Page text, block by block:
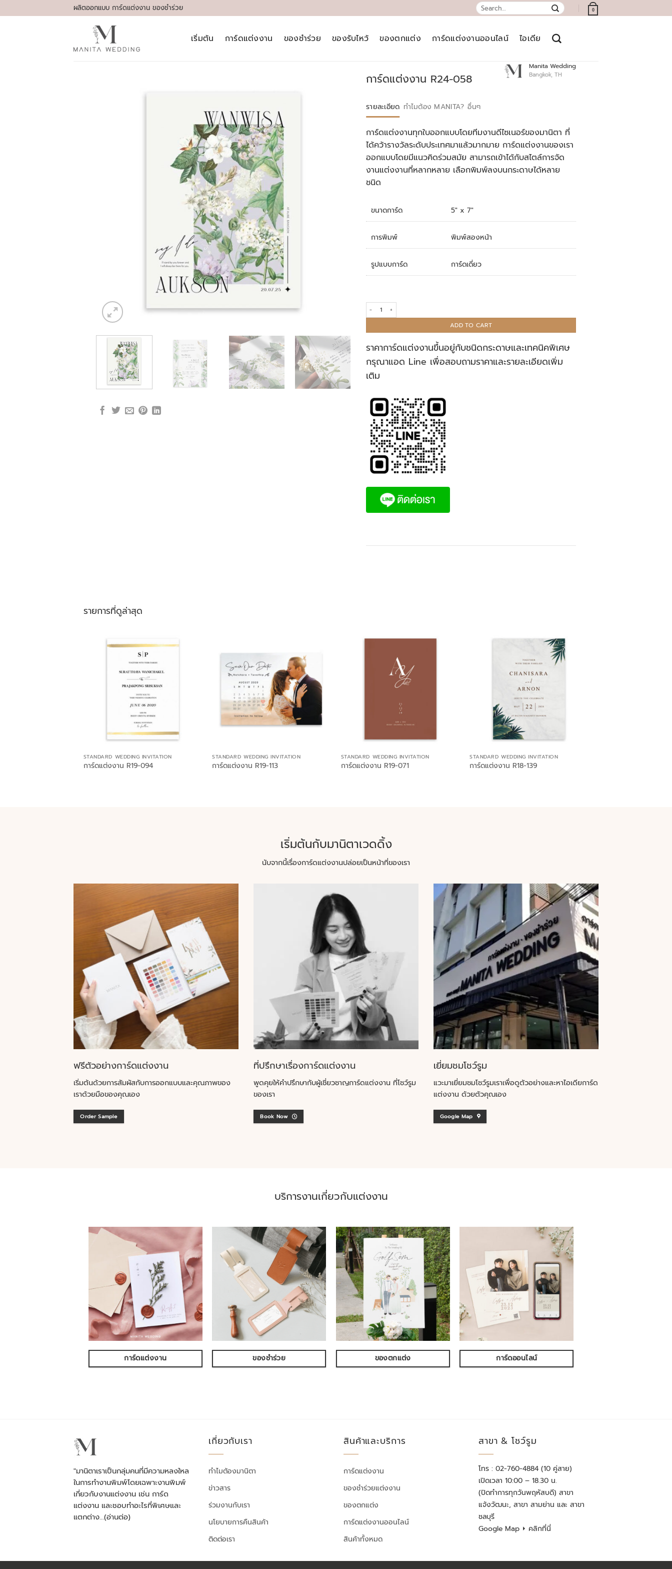
to
ผลิตออกแบบ การ์ดแต่งงาน ของชำร่วย
Search
for:
0
เริ่มต้น การ์ดแต่งงาน ของชำร่วย ของรับไหว้ ของตกแต่ง การ์ดแต่งงานออนไลน์ ไอเดีย
การ์ดแต่งงาน R24-058
Manita Wedding
Bangkok, TH
รายละเอียด ทำไมต้อง MANITA? อื่นๆ
การ์ดแต่งงานทุกใบออกแบบโดยทีมงานดีไซเนอร์ของมานิตา ที่
ได้คว้ารางวัลระดับประเทศมาแล้วมากมาย การ์ดแต่งงานของเรา
ออกแบบโดยมีแนวคิดร่วมสมัย สามารถเข้าได้กับสไตล์การจัด
งานแต่งงานที่หลากหลาย เลือกพิมพ์ลงบนกระดาษได้หลาย
ชนิด
ขนาดการ์ด 5" x 7"
การพิมพ์ พิมพ์สองหน้า
รูปแบบการ์ด การ์ดเดี่ยว
การ์ดแต่งงาน R24-058 quantity
ADD TO CART
ราคาการ์ดแต่งงานขึ้นอยู่กับชนิดกระดาษและเทคนิคพิเศษ
กรุณาแอด Line เพื่อสอบถามราคาและรายละเอียดเพิ่ม
เติม
รายการที่ดูล่าสุด
STANDARD WEDDING INVITATION
การ์ดแต่งงาน R19-094
STANDARD WEDDING INVITATION
การ์ดแต่งงาน R19-113
STANDARD WEDDING INVITATION
การ์ดแต่งงาน R19-071
STANDARD WEDDING INVITATION
การ์ดแต่งงาน R18-139
เริ่มต้นกับมานิตาเวดดิ้ง
นับจากนี้เรื่องการ์ดแต่งงานปล่อยเป็นหน้าที่ของเรา
ฟรีตัวอย่างการ์ดแต่งงาน
เริ่มต้นด้วยการสัมผัสกับการออกแบบและคุณภาพของ
เราด้วยมือของคุณเอง
Order Sample
ที่ปรึกษาเรื่องการ์ดแต่งงาน
พูดคุยให้คำปรึกษากับผู้เชี่ยวชาญการ์ดแต่งงาน ที่โชว์รูม
ของเรา
Book Now
เยี่ยมชมโชว์รูม
แวะมาเยี่ยมชมโชว์รูมเราเพื่อดูตัวอย่างและหาไอเดียการ์ด
แต่งงาน ด้วยตัวคุณเอง
Google Map
บริการงานเกี่ยวกับแต่งงาน
การ์ดแต่งงาน ของชำร่วย ของตกแต่ง การ์ดออนไลน์
"มานิตาเราเป็นกลุ่มคนที่มีความหลงใหล
ในการทำงานพิมพ์โดยเฉพาะงานพิมพ์
เกี่ยวกับงานแต่งงาน เช่น การ์ด
แต่งงาน และชอบทำอะไรที่พิเศษและ
แตกต่าง…(อ่านต่อ)
เกี่ยวกับเรา
ทำไมต้องมานิตา
ข่าวสาร
ร่วมงานกับเรา
นโยบายการคืนสินค้า
ติดต่อเรา
สินค้าและบริการ
การ์ดแต่งงาน
ของชำร่วยแต่งงาน
ของตกแต่ง
การ์ดแต่งงานออนไลน์
สินค้าทั้งหมด
สาขา & โชว์รูม
โทร : 02-760-4884 (10 คู่สาย)
เปิดเวลา 10:00 – 18.30 น.
(ปิดทำการทุกวันพฤหัสบดี) สาขา
แจ้งวัฒนะ, สาขา สามย่าน และ สาขา
ชลบุรี
Google Map ⏵ คลิกที่นี่